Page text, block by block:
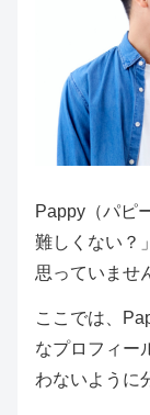
Pappy（パピ
難しくない？
思っていませ
ここでは、
なプロフィー
わないように